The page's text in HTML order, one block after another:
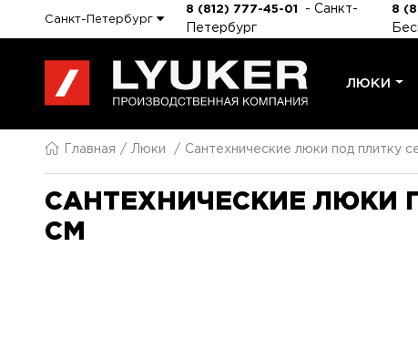
Санкт-Петербург
8 (812) 777-45-01
- Санкт-
Петербург
8
ЛЮКИ
Главная Люки Сантехнические люки под плитку
САНТЕХНИЧЕСКИЕ ЛЮКИ
СМ